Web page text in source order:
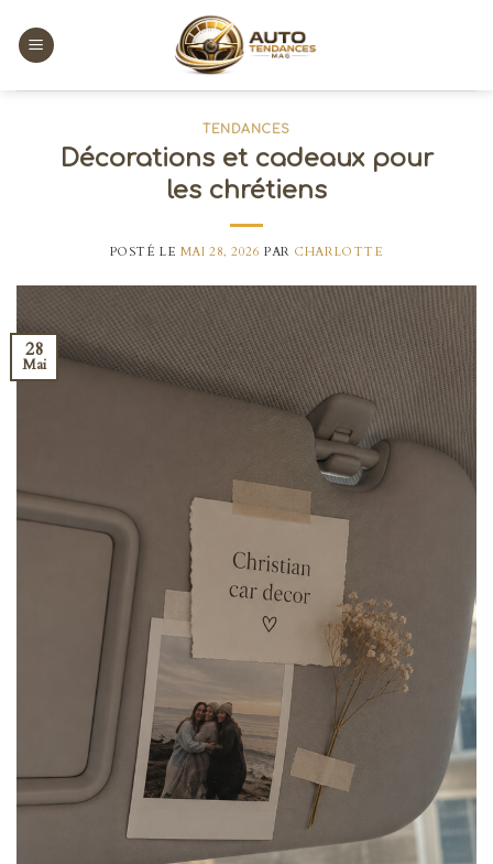
content
TENDANCES
Décorations et cadeaux pour
les chrétiens
POSTÉ LE MAI 28, 2026 PAR CHARLOTTE
28
Mai